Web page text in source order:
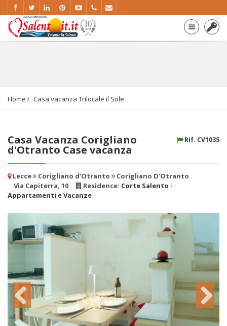
Home Casa vacanza Trilocale il Sole
Rif. CV1035
Casa Vacanza Corigliano
d'Otranto Case vacanza
Lecce Corigliano d'Otranto
Corigliano D'Otranto
Via Capiterra, 10
Residence: Corte Salento -
Appartamenti e Vacanze